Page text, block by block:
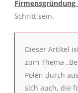
Firmensgründung
Schritt sein.
Dieser Artikel
zum Thema
Polen durch
sich auch, die